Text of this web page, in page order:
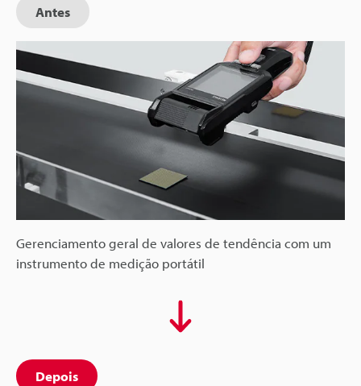
Antes
Gerenciamento geral de valores de tendência com um
instrumento de medição portátil
Depois